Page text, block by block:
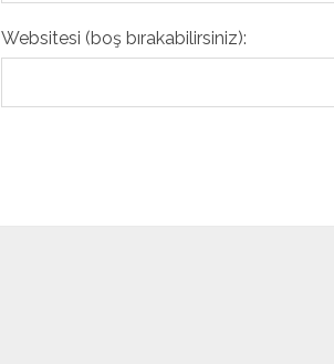
Websitesi (boş bırakabilirsiniz):